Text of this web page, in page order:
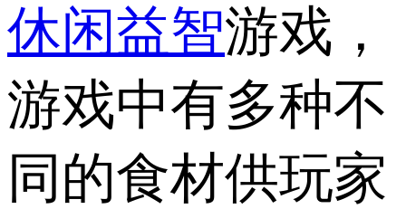
休闲益智游戏，
游戏中有多种不
同的食材供玩家